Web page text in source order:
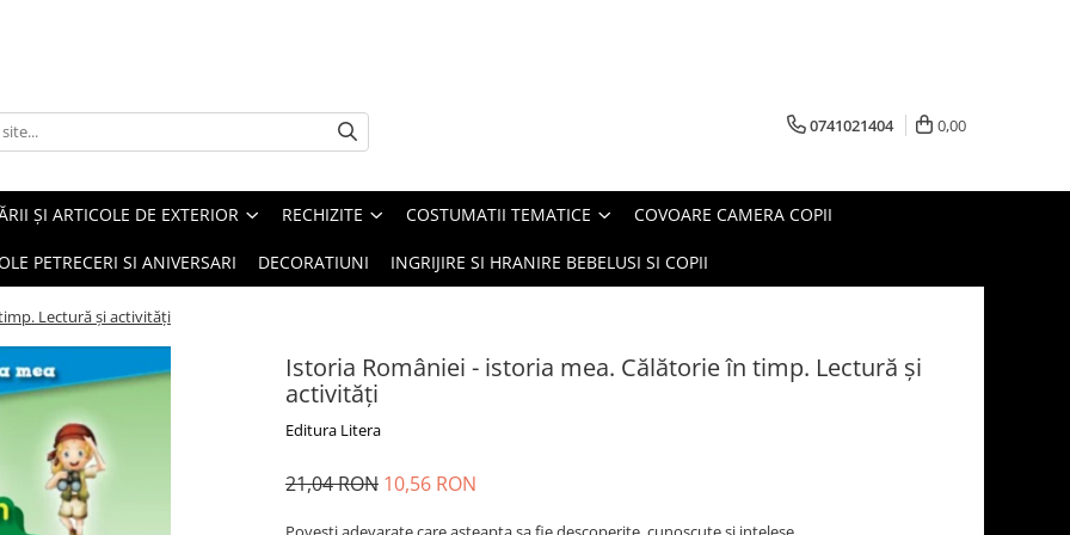
0741021404 0,00
ȘI ARTICOLE DE EXTERIOR RECHIZITE COSTUMATII TEMATICE COVOARE CAMERA COPII
PETRECERI SI ANIVERSARI DECORATIUNI INGRIJIRE SI HRANIRE BEBELUSI SI COPII
Lectură și activități
Istoria României - istoria mea. Călătorie în timp. Lectură și
activități
Editura Litera
21,04 RON 10,56 RON